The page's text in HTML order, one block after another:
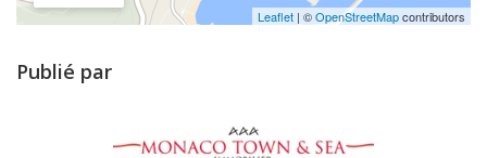
Leaflet | ©OpenStreetMapcontributors
Publié par